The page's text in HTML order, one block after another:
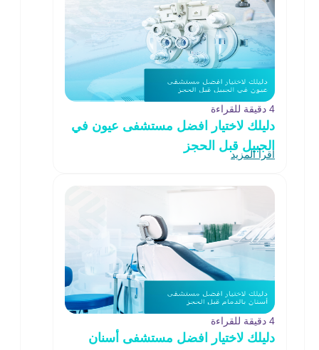
4 دقيقة للقراءة
دليلك لاختيار افضل مستشفى عيون في
الجبيل قبل الحجز
اقرأ المزيد
4 دقيقة للقراءة
دليلك لاختيار افضل مستشفى أسنان